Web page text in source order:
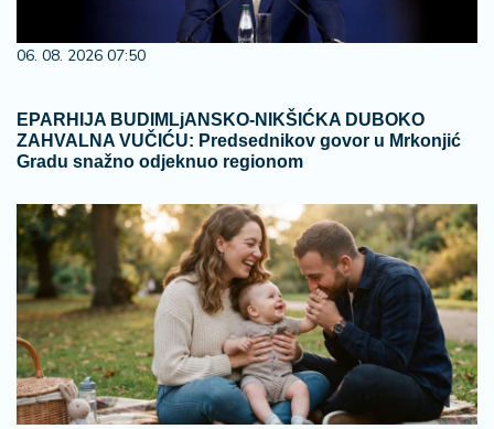
06. 08. 2026 07:50
EPARHIJA BUDIMLjANSKO-NIKŠIĆKA DUBOKO
ZAHVALNA VUČIĆU: Predsednikov govor u Mrkonjić
Gradu snažno odjeknuo regionom